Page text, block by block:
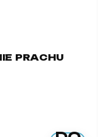
PRACHU